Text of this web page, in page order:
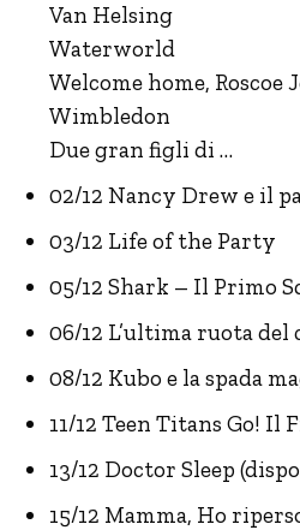
Van Helsing
Waterworld
Welcome home, Roscoe
Wimbledon
Due gran figli di …
02/12 Nancy Drew e il
03/12 Life of the Party
05/12 Shark – Il Primo
06/12 L’ultima ruota del
08/12 Kubo e la spada
11/12 Teen Titans Go! Il
13/12 Doctor Sleep
15/12 Mamma, Ho